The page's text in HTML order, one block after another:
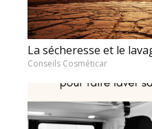
La sécheresse et le
Conseils Cosméticar